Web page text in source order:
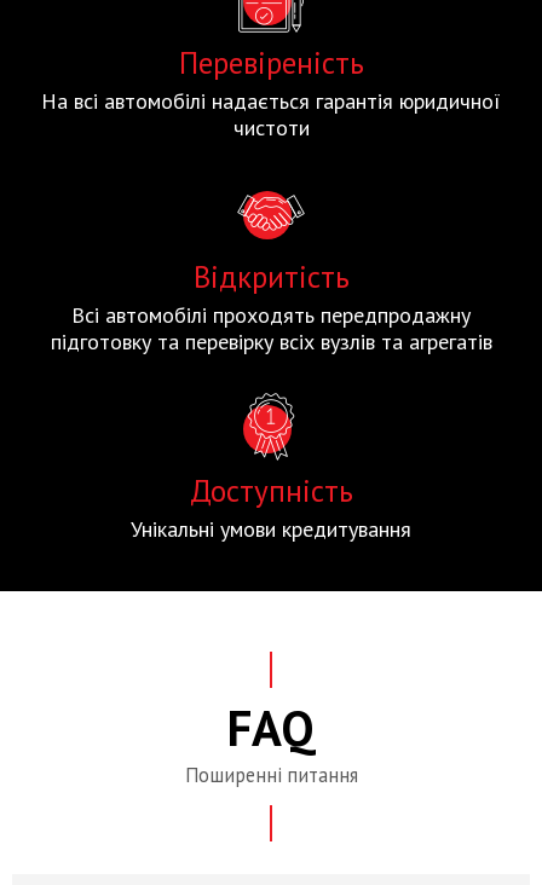
Перевіреність
На всі автомобілі надається гарантія юридичної
чистоти
Відкритість
Всі автомобілі проходять передпродажну
підготовку та перевірку всіх вузлів та агрегатів
Доступність
Унікальні умови кредитування
FAQ
Поширенні питання